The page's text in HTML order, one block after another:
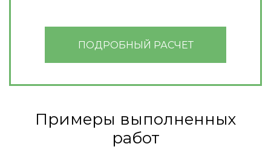
ПОДРОБНЫЙ РАСЧЕТ
Примеры выполненных
работ